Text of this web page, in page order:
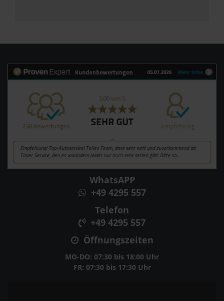
WhatsAPP
+49 4295 557
Telefon
+49 4295 557
Öffnungszeiten
MO-DO: 07:30 bis 18:00 Uhr
FR: 07:30 bis 17:30 Uhr